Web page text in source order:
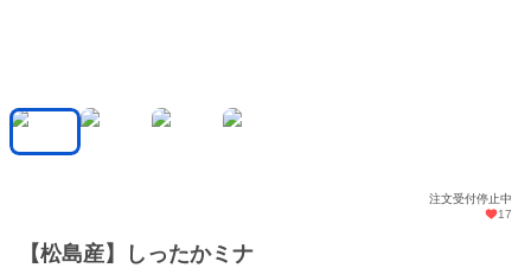
注文受付停止中
17
【松島産】しったかミナ